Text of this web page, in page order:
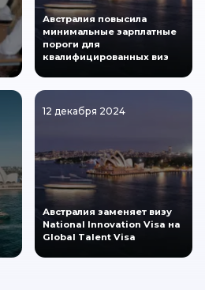
Австралия повысила
минимальные зарплатные
пороги для
квалифицированных виз
12 декабря 2024
Австралия заменяет визу
National Innovation Visa на
Global Talent Visa